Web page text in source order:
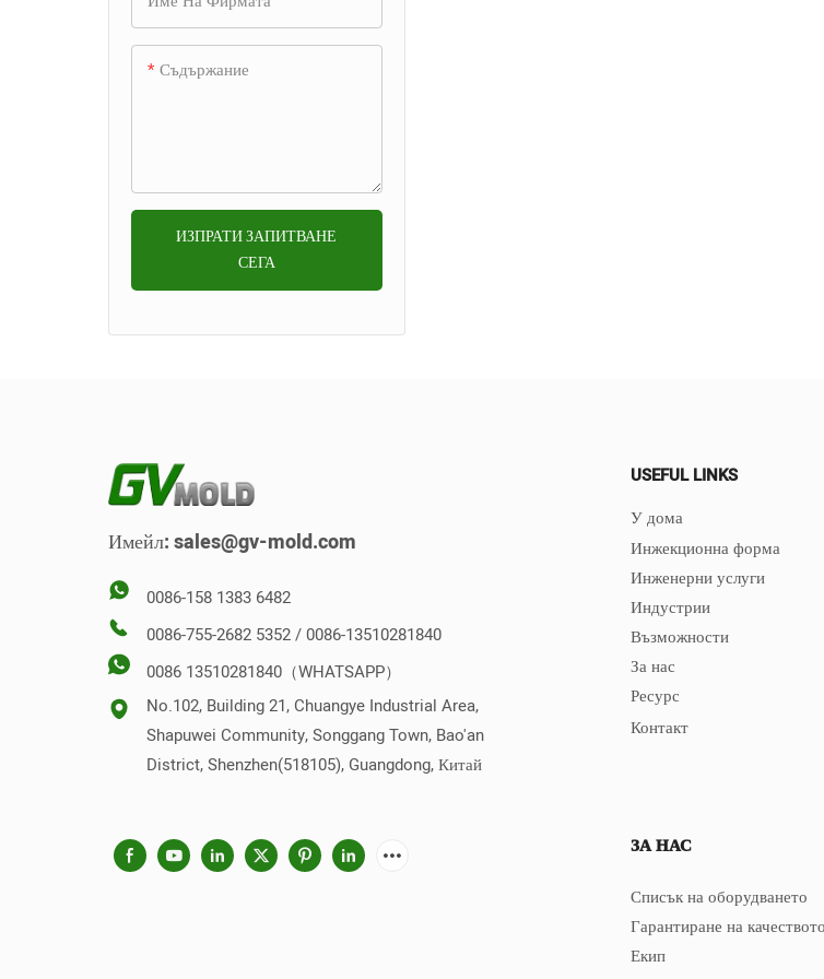
Съдържание
ИЗПРАТИ ЗАПИТВАНЕ
СЕГА
Имейл:sales@gv-mold.com
0086-158 1383 6482
0086-755-2682 5352 / 0086-13510281840
0086 13510281840（WHATSAPP）
No.102, Building 21, Chuangye Industrial Area,
Shapuwei Community, Songgang Town, Bao'an
District, Shenzhen(518105), Guangdong, Китай
USEFUL LINKS
У дома
Инжекционна форма
Инженерни услуги
Индустрии
Възможности
За нас
Ресурс
Контакт
ЗА НАС
Списък на оборудването
Гарантиране на качеството
Екип